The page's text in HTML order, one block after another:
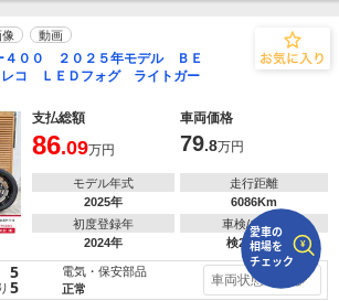
動画
４００ ２０２５年モデル ＢＥ
コ ＬＥＤフォグ ライトガー
支払総額
車両価格
86.09万円 79.8万円
モデル年式
2025年
走行距離
6086Km
初度登録年
2024年
車検/自賠責
検2027/03
5
5
電気・保安部品
正常
車両状態を見る
型式(任意)